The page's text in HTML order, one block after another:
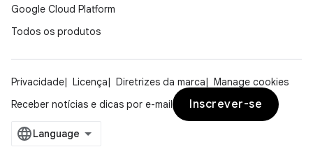
Google Cloud Platform
Todos os produtos
Privacidade Licença Diretrizes da marca
Manage cookies
Receber notícias e dicas por e-mail
Inscrever-se